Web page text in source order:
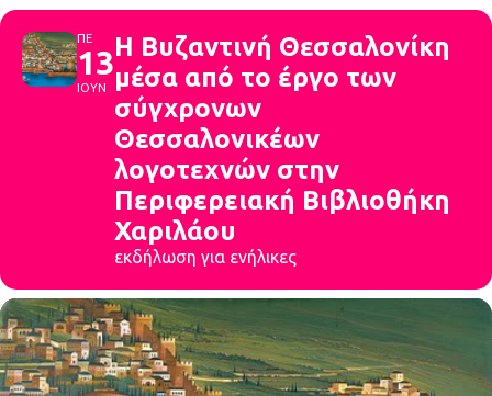
ΠΕ
13
ΙΟΥΝ
Η Βυζαντινή Θεσσαλονίκη
μέσα από το έργο των
σύγχρονων
Θεσσαλονικέων
λογοτεχνών στην
Περιφερειακή Βιβλιοθήκη
Χαριλάου
εκδήλωση για ενήλικες